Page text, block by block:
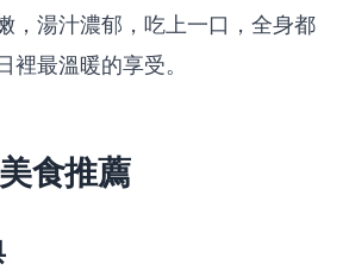
，湯汁濃郁，吃上一口，全身都
裡最溫暖的享受。
食推薦